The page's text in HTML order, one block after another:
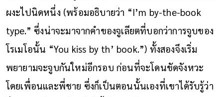
ผงะไปนิดหนึ่ง (พร้อมอธิบายว่า “I’m by-the-book
type.” ซึ่งน่าจะมาจากคำของจูเลียตที่บอกว่าการจูบของ
โรเมโอนั้น “You kiss by th’ book.”) ทั้งสองจึงเริ่ม
พยายามจะจูบกันใหม่อีกรอบ ก่อนที่จะโดนขัดจังหวะ
โดยเพื่อนและพี่ชาย ซึ่งก็เป็นตอนนั้นเองที่เขาได้รับรู้ว่า